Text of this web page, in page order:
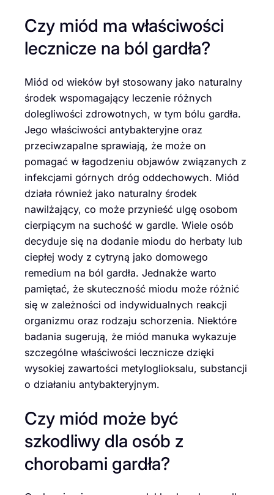
Czy miód ma właściwości
lecznicze na ból gardła?
Miód od wieków był stosowany jako naturalny
środek wspomagający leczenie różnych
dolegliwości zdrowotnych, w tym bólu gardła.
Jego właściwości antybakteryjne oraz
przeciwzapalne sprawiają, że może on
pomagać w łagodzeniu objawów związanych z
infekcjami górnych dróg oddechowych. Miód
działa również jako naturalny środek
nawilżający, co może przynieść ulgę osobom
cierpiącym na suchość w gardle. Wiele osób
decyduje się na dodanie miodu do herbaty lub
ciepłej wody z cytryną jako domowego
remedium na ból gardła. Jednakże warto
pamiętać, że skuteczność miodu może różnić
się w zależności od indywidualnych reakcji
organizmu oraz rodzaju schorzenia. Niektóre
badania sugerują, że miód manuka wykazuje
szczególne właściwości lecznicze dzięki
wysokiej zawartości metyloglioksalu, substancji
o działaniu antybakteryjnym.
Czy miód może być
szkodliwy dla osób z
chorobami gardła?